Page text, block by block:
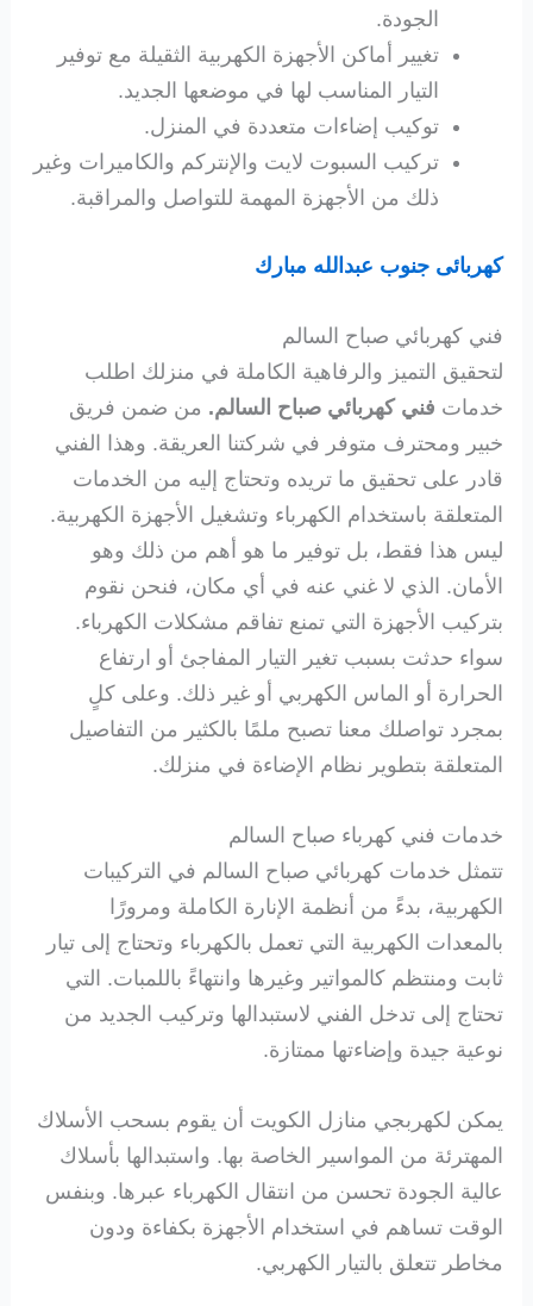
الجودة.
تغيير أماكن الأجهزة الكهربية الثقيلة مع توفير
التيار المناسب لها في موضعها الجديد.
توكيب إضاءات متعددة في المنزل.
تركيب السبوت لايت والإنتركم والكاميرات وغير
ذلك من الأجهزة المهمة للتواصل والمراقبة.
كهربائى جنوب عبدالله مبارك
فني كهربائي صباح السالم
لتحقيق التميز والرفاهية الكاملة في منزلك اطلب
خدمات فني كهربائي صباح السالم. من ضمن فريق
خبير ومحترف متوفر في شركتنا العريقة. وهذا الفني
قادر على تحقيق ما تريده وتحتاج إليه من الخدمات
المتعلقة باستخدام الكهرباء وتشغيل الأجهزة الكهربية.
ليس هذا فقط، بل توفير ما هو أهم من ذلك وهو
الأمان. الذي لا غني عنه في أي مكان، فنحن نقوم
بتركيب الأجهزة التي تمنع تفاقم مشكلات الكهرباء.
سواء حدثت بسبب تغير التيار المفاجئ أو ارتفاع
الحرارة أو الماس الكهربي أو غير ذلك. وعلى كلٍ
بمجرد تواصلك معنا تصبح ملمًا بالكثير من التفاصيل
المتعلقة بتطوير نظام الإضاءة في منزلك.
خدمات فني كهرباء صباح السالم
تتمثل خدمات كهربائي صباح السالم في التركيبات
الكهربية، بدءً من أنظمة الإنارة الكاملة ومرورًا
بالمعدات الكهربية التي تعمل بالكهرباء وتحتاج إلى تيار
ثابت ومنتظم كالمواتير وغيرها وانتهاءً باللمبات. التي
تحتاج إلى تدخل الفني لاستبدالها وتركيب الجديد من
نوعية جيدة وإضاءتها ممتازة.
يمكن لكهربجي منازل الكويت أن يقوم بسحب الأسلاك
المهترئة من المواسير الخاصة بها. واستبدالها بأسلاك
عالية الجودة تحسن من انتقال الكهرباء عبرها. وبنفس
الوقت تساهم في استخدام الأجهزة بكفاءة ودون
مخاطر تتعلق بالتيار الكهربي.